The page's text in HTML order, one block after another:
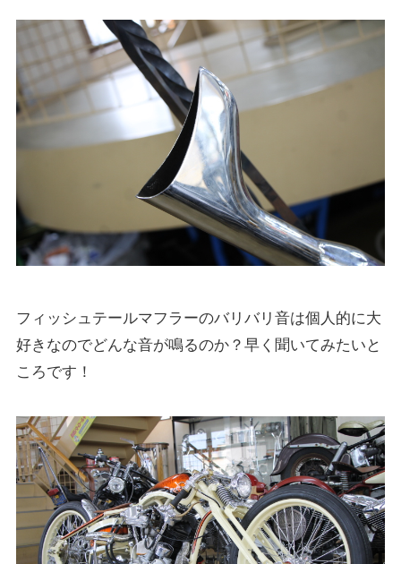
フィッシュテールマフラーのバリバリ音は個人的に大
好きなのでどんな音が鳴るのか？早く聞いてみたいと
ころです！